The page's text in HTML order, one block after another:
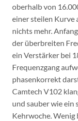
oberhalb von
einer steilen Kurve
nichts mehr.
der überbreiten
ein Verstärker bei
Frequenzgang
phasenkorrekt
Camtech V102
und sauber wie ein
Kehrwoche. Wenig